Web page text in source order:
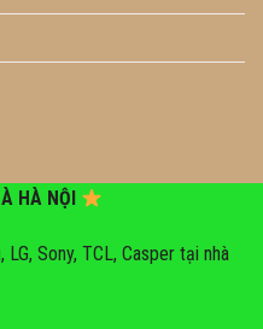
HÀ NỘI
Sony, TCL, Casper tại nhà